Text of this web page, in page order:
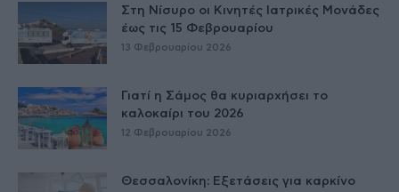
Στη Νίσυρο οι Κινητές Ιατρικές Μονάδες
έως τις 15 Φεβρουαρίου
13 Φεβρουαρίου 2026
Γιατί η Σάμος θα κυριαρχήσει το
καλοκαίρι του 2026
12 Φεβρουαρίου 2026
Θεσσαλονίκη: Εξετάσεις για καρκίνο